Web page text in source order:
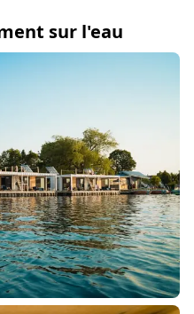
sur l'eau